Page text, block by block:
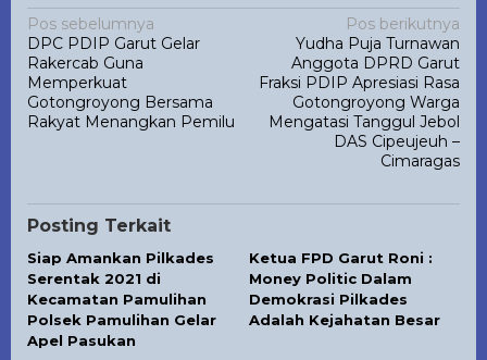
Navigasi
pos
Pos sebelumnya
DPC PDIP Garut Gelar
Rakercab Guna
Memperkuat
Gotongroyong Bersama
Rakyat Menangkan Pemilu
Pos berikutnya
Yudha Puja Turnawan
Anggota DPRD Garut
Fraksi PDIP Apresiasi Rasa
Gotongroyong Warga
Mengatasi Tanggul Jebol
DAS Cipeujeuh –
Cimaragas
Posting Terkait
Siap Amankan Pilkades
Serentak 2021 di
Kecamatan Pamulihan
Polsek Pamulihan Gelar
Apel Pasukan
Ketua FPD Garut Roni :
Money Politic Dalam
Demokrasi Pilkades
Adalah Kejahatan Besar